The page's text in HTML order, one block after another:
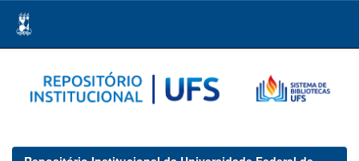
navigation